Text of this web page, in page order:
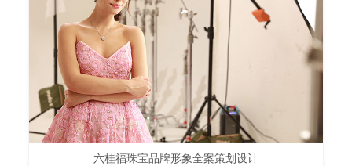
六桂福珠宝品牌形象全案策划设计